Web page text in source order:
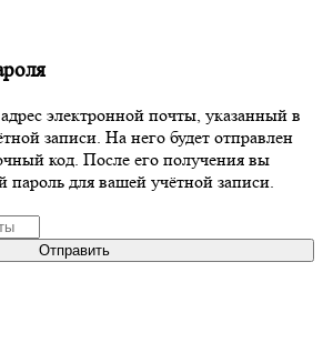
электронной почты, указанный в
записи. На него будет отправлен
код. После его получения вы
пароль для вашей учётной записи.
Отправить